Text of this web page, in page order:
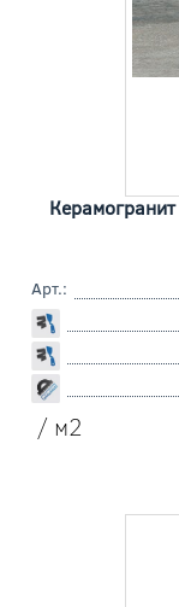
Арт.:
/ м2